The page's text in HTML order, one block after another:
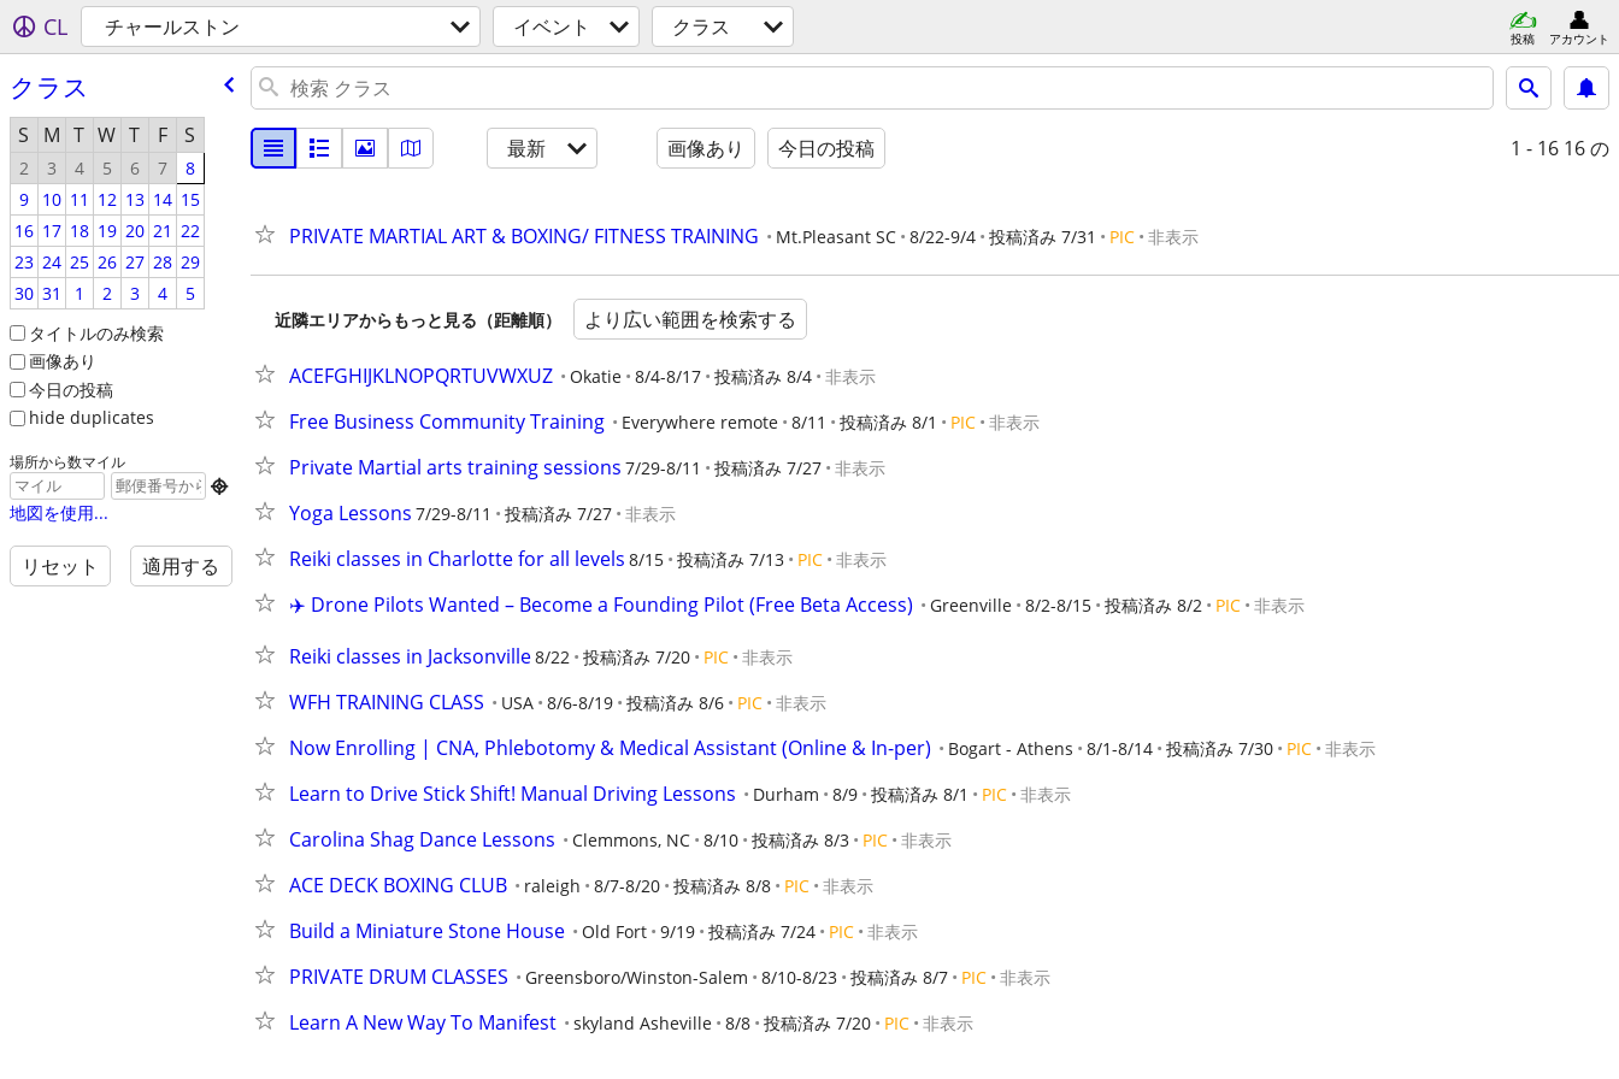
CL チャールストン イベント クラス 投稿 アカウント
クラス
S M T W T F S
2 3 4 5 6 7
8
9
10 11 12 13 14 15
16 17 18 19 20 21 22
23 24 25 26 27 28 29
30 31 1 2 3 4
5
タイトルのみ検索
画像あり
今日の投稿
hide duplicates
場所から数マイル

地図を使用...
リセット 適用する
最新 画像あり 今日の投稿 1 - 16 16 の
PRIVATE MARTIAL ART & BOXING/ FITNESS TRAINING Mt.Pleasant SC 8/22-9/4 投稿済み 7/31 PIC 非表示
近隣エリアからもっと見る（距離順） より広い範囲を検索する
ACEFGHIJKLNOPQRTUVWXUZ Okatie 8/4-8/17 投稿済み 8/4 非表示
Free Business Community Training Everywhere remote 8/11 投稿済み 8/1 PIC 非表示
Private Martial arts training sessions 7/29-8/11 投稿済み 7/27 非表示
Yoga Lessons 7/29-8/11 投稿済み 7/27 非表示
Reiki classes in Charlotte for all levels 8/15 投稿済み 7/13 PIC 非表示
✈️ Drone Pilots Wanted – Become a Founding Pilot (Free Beta Access) Greenville 8/2-8/15 投稿済み 8/2 PIC 非表示
Reiki classes in Jacksonville8/22 投稿済み 7/20 PIC 非表示
WFH TRAINING CLASS USA 8/6-8/19 投稿済み 8/6 PIC 非表示
Now Enrolling | CNA, Phlebotomy & Medical Assistant (Online & In-per) Bogart - Athens 8/1-8/14 投稿済み 7/30 PIC 非表示
Learn to Drive Stick Shift! Manual Driving Lessons Durham 8/9 投稿済み 8/1 PIC 非表示
Carolina Shag Dance Lessons Clemmons, NC 8/10 投稿済み 8/3 PIC 非表示
ACE DECK BOXING CLUB raleigh 8/7-8/20 投稿済み 8/8 PIC 非表示
Build a Miniature Stone House Old Fort 9/19 投稿済み 7/24 PIC 非表示
PRIVATE DRUM CLASSES Greensboro/Winston-Salem 8/10-8/23 投稿済み 8/7 PIC 非表示
Learn A New Way To Manifest skyland Asheville 8/8 投稿済み 7/20 PIC 非表示